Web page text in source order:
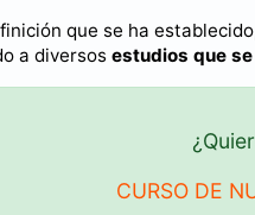
que se ha
a diversos estudios que
CURSO DE